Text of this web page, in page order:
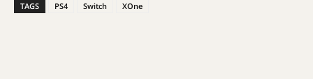
TAGS PS4 Switch XOne